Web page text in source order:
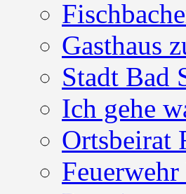
Gasthaus
Stadt Bad
Ich gehe
Ortsbeirat